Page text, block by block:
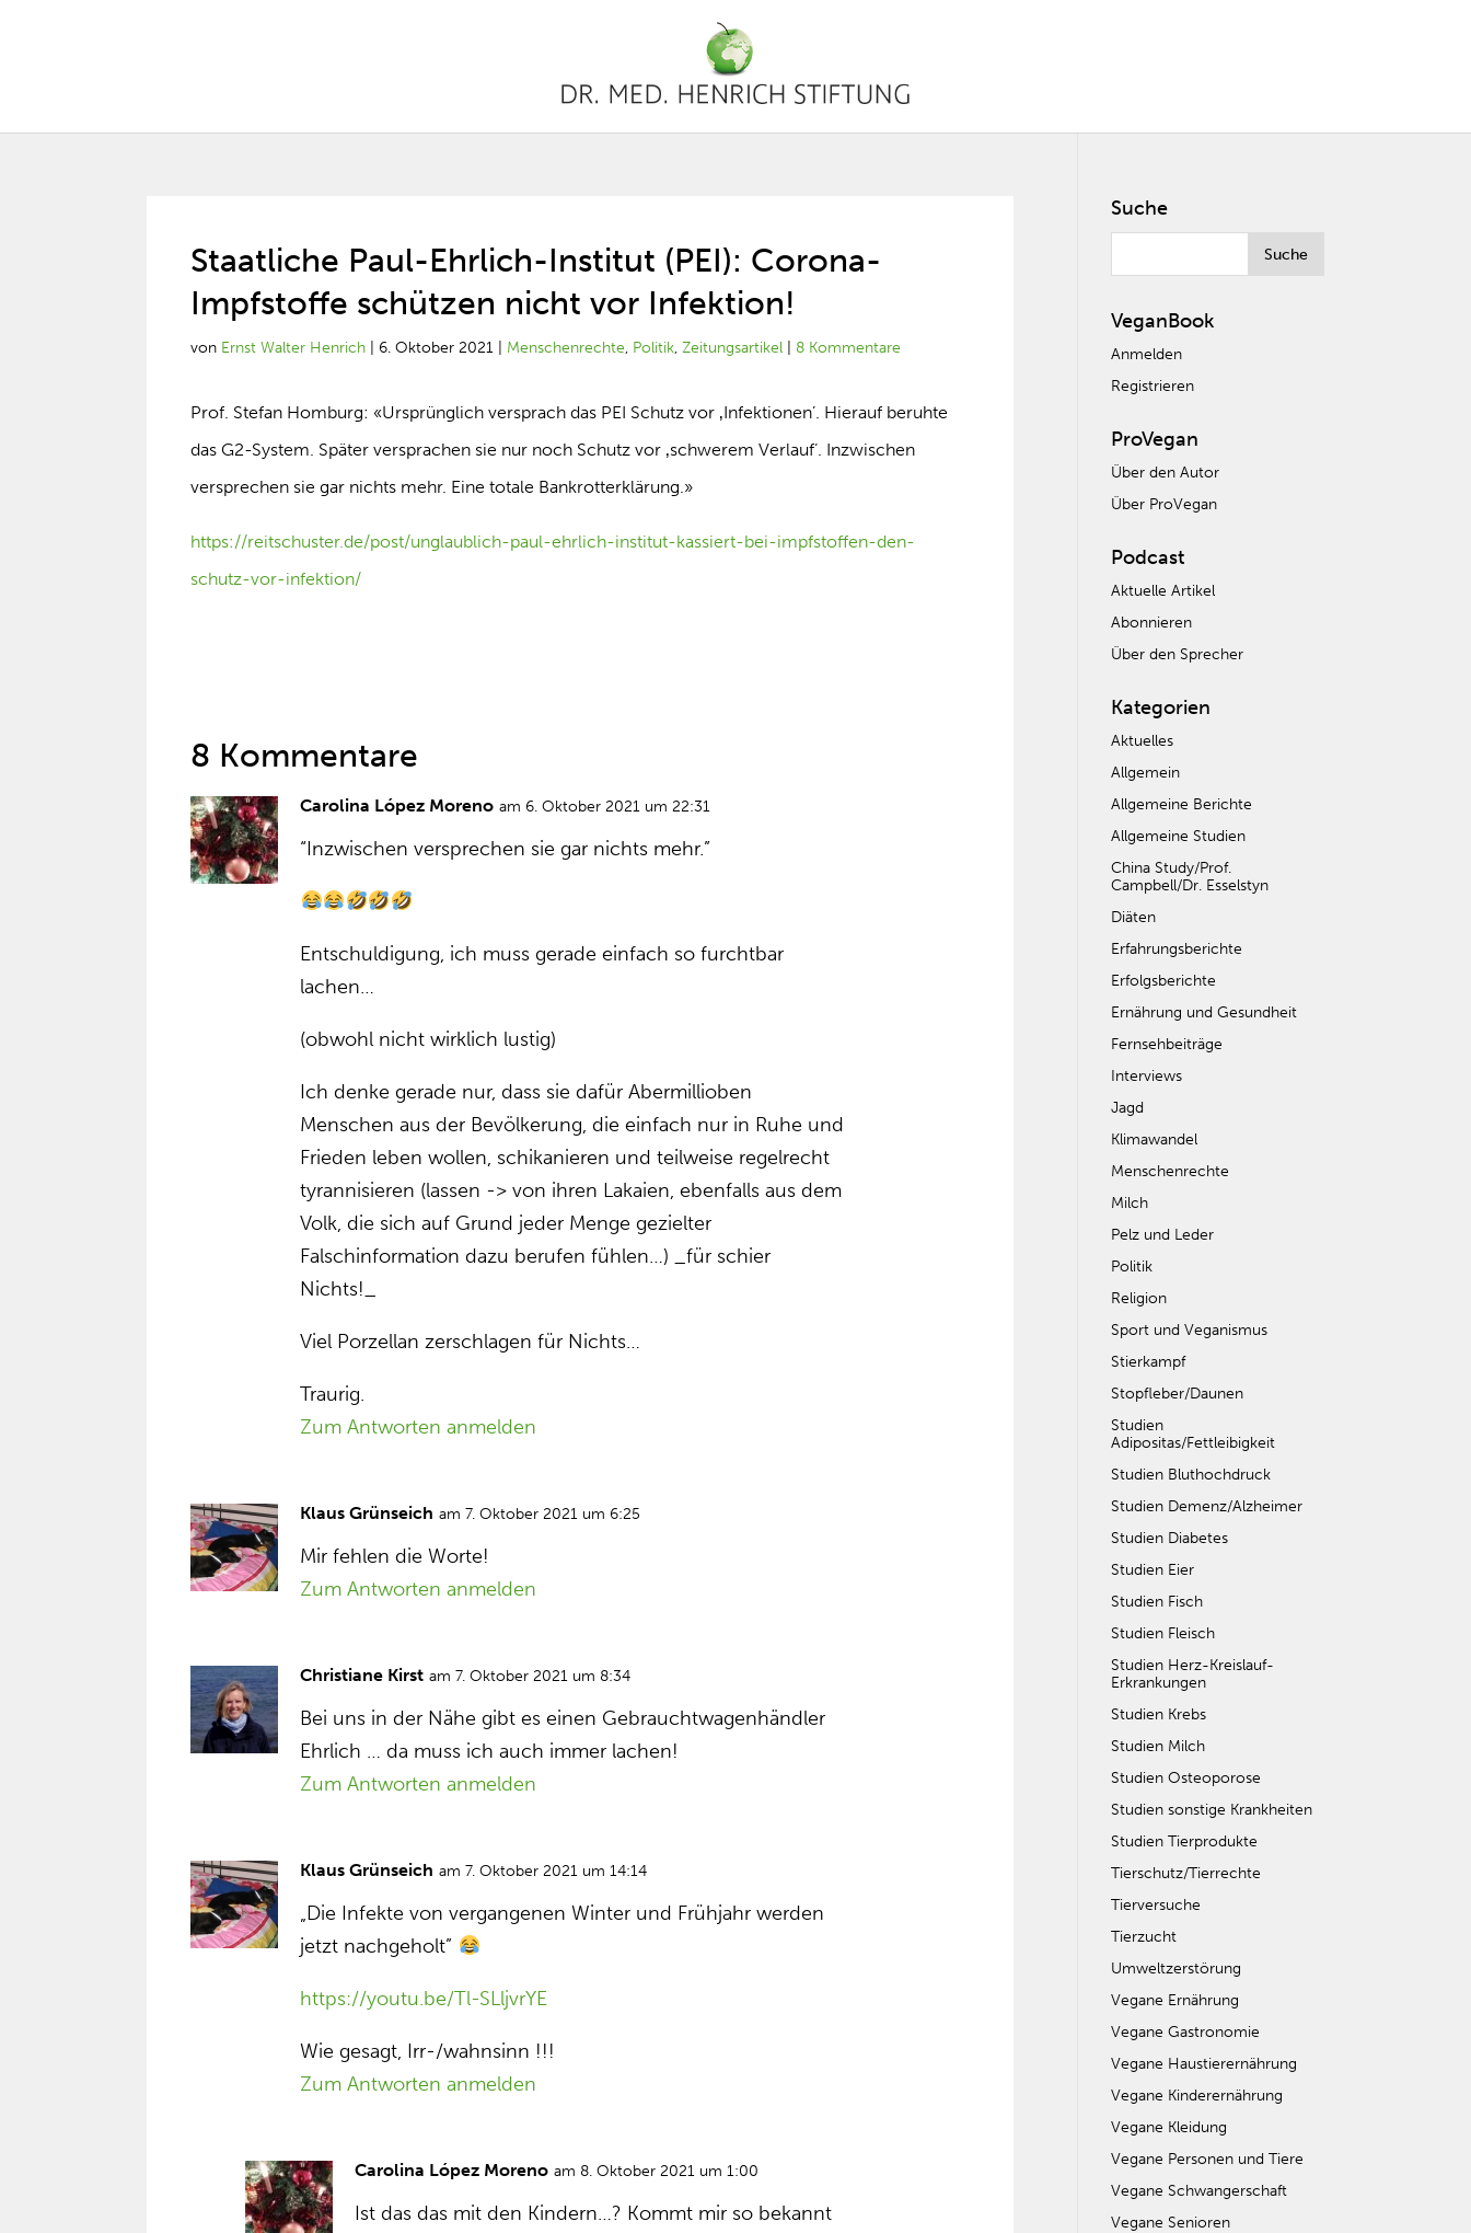
Staatliche Paul-Ehrlich-Institut (PEI): Corona-
Impfstoffe schützen nicht vor Infektion!
von Ernst Walter Henrich 6. Oktober 2021 Menschenrechte, Politik,Zeitungsartikel 8 Kommentare
Prof. Stefan Homburg: «Ursprünglich versprach das PEI Schutz vor ‚Infektionen’. Hierauf beruhte
das G2-System. Später versprachen sie nur noch Schutz vor ‚schwerem Verlauf’. Inzwischen
versprechen sie gar nichts mehr. Eine totale Bankrotterklärung.»
https://reitschuster.de/post/unglaublich-paul-ehrlich-institut-kassiert-bei-impfstoffen-den-
schutz-vor-infektion/
8 Kommentare
Carolina López Moreno am 6. Oktober 2021 um 22:31
“Inzwischen versprechen sie gar nichts mehr.”
Entschuldigung, ich muss gerade einfach so furchtbar
lachen…
(obwohl nicht wirklich lustig)
Ich denke gerade nur, dass sie dafür Abermillioben
Menschen aus der Bevölkerung, die einfach nur in Ruhe und
Frieden leben wollen, schikanieren und teilweise regelrecht
tyrannisieren (lassen -> von ihren Lakaien, ebenfalls aus dem
Volk, die sich auf Grund jeder Menge gezielter
Falschinformation dazu berufen fühlen…) _für schier
Nichts!_
Viel Porzellan zerschlagen für Nichts…
Traurig.
Zum Antworten anmelden
Klaus Grünseich am 7. Oktober 2021 um 6:25
Mir fehlen die Worte!
Zum Antworten anmelden
Christiane Kirst am 7. Oktober 2021 um 8:34
Bei uns in der Nähe gibt es einen Gebrauchtwagenhändler
Ehrlich … da muss ich auch immer lachen!
Zum Antworten anmelden
Klaus Grünseich am 7. Oktober 2021 um 14:14
„Die Infekte von vergangenen Winter und Frühjahr werden
jetzt nachgeholt”
https://youtu.be/Tl-SLljvrYE
Wie gesagt, Irr-/wahnsinn !!!
Zum Antworten anmelden
Carolina López Moreno am 8. Oktober 2021 um 1:00
Ist das das mit den Kindern…? Kommt mir so bekannt
Suche
VeganBook
Anmelden
Registrieren
ProVegan
Über den Autor
Über ProVegan
Podcast
Aktuelle Artikel
Abonnieren
Über den Sprecher
Kategorien
Aktuelles
Allgemein
Allgemeine Berichte
Allgemeine Studien
China Study/Prof.
Campbell/Dr. Esselstyn
Diäten
Erfahrungsberichte
Erfolgsberichte
Ernährung und Gesundheit
Fernsehbeiträge
Interviews
Jagd
Klimawandel
Menschenrechte
Milch
Pelz und Leder
Politik
Religion
Sport und Veganismus
Stierkampf
Stopfleber/Daunen
Studien
Adipositas/Fettleibigkeit
Studien Bluthochdruck
Studien Demenz/Alzheimer
Studien Diabetes
Studien Eier
Studien Fisch
Studien Fleisch
Studien Herz-Kreislauf-
Erkrankungen
Studien Krebs
Studien Milch
Studien Osteoporose
Studien sonstige Krankheiten
Studien Tierprodukte
Tierschutz/Tierrechte
Tierversuche
Tierzucht
Umweltzerstörung
Vegane Ernährung
Vegane Gastronomie
Vegane Haustierernährung
Vegane Kinderernährung
Vegane Kleidung
Vegane Personen und Tiere
Vegane Schwangerschaft
Vegane Senioren